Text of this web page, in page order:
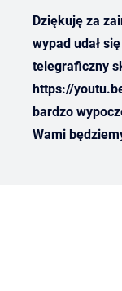
Dziękuję za
wypad udał
telegraficzny
https://
bardzo
Wami